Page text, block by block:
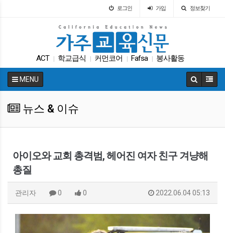
로그인 가입 정보찾기
ACT 학교급식 커먼코어 Fafsa 봉사활동
교육구 트럼프 매그닛 스쿨 원서
MENU
뉴스 & 이슈
아이오와 교회 총격범, 헤어진 여자 친구 겨냥해
총질
관리자 0 0 2022.06.04 05:13